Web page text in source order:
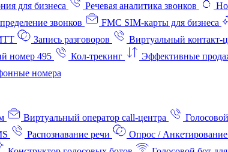
для бизнеса Речевая аналитика звонков
звонков FMC SIM-карты для бизнеса
Запись разговоров Виртуальный
номер 495 Кол-трекинг Эффективные
номера
Виртуальный оператор call-центра
Распознавание речи Опрос / Анкетирование